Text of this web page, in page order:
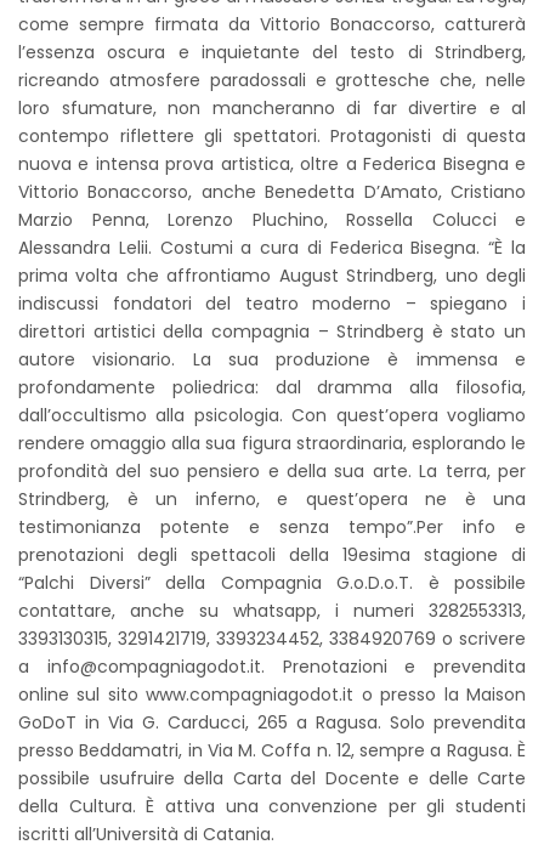
come sempre firmata da Vittorio Bonaccorso, catturerà
l’essenza oscura e inquietante del testo di Strindberg,
ricreando atmosfere paradossali e grottesche che, nelle
loro sfumature, non mancheranno di far divertire e al
contempo riflettere gli spettatori. Protagonisti di questa
nuova e intensa prova artistica, oltre a Federica Bisegna e
Vittorio Bonaccorso, anche Benedetta D’Amato, Cristiano
Marzio Penna, Lorenzo Pluchino, Rossella Colucci e
Alessandra Lelii. Costumi a cura di Federica Bisegna. “È la
prima volta che affrontiamo August Strindberg, uno degli
indiscussi fondatori del teatro moderno – spiegano i
direttori artistici della compagnia – Strindberg è stato un
autore visionario. La sua produzione è immensa e
profondamente poliedrica: dal dramma alla filosofia,
dall’occultismo alla psicologia. Con quest’opera vogliamo
rendere omaggio alla sua figura straordinaria, esplorando le
profondità del suo pensiero e della sua arte. La terra, per
Strindberg, è un inferno, e quest’opera ne è una
testimonianza potente e senza tempo”.Per info e
prenotazioni degli spettacoli della 19esima stagione di
“Palchi Diversi” della Compagnia G.o.D.o.T. è possibile
contattare, anche su whatsapp, i numeri 3282553313,
3393130315, 3291421719, 3393234452, 3384920769 o scrivere
a info@compagniagodot.it. Prenotazioni e prevendita
online sul sito www.compagniagodot.it o presso la Maison
GoDoT in Via G. Carducci, 265 a Ragusa. Solo prevendita
presso Beddamatri, in Via M. Coffa n. 12, sempre a Ragusa. È
possibile usufruire della Carta del Docente e delle Carte
della Cultura. È attiva una convenzione per gli studenti
iscritti all’Università di Catania.